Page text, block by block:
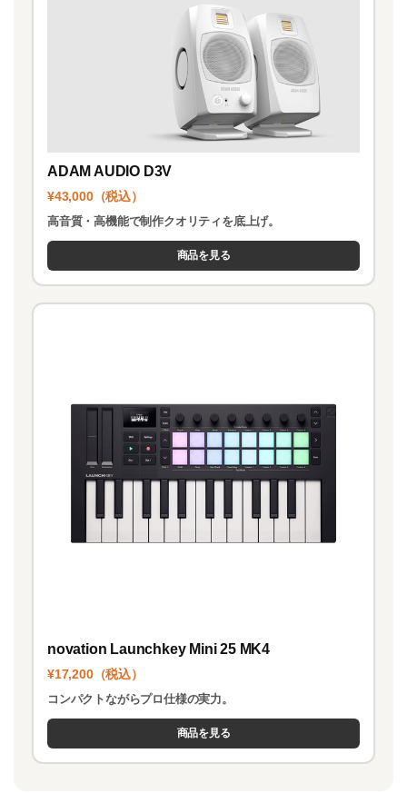
ADAM AUDIO D3V
¥43,000（税込）
高音質・高機能で制作クオリティを底上げ。
商品を見る
novation Launchkey Mini 25 MK4
¥17,200（税込）
コンパクトながらプロ仕様の実力。
商品を見る